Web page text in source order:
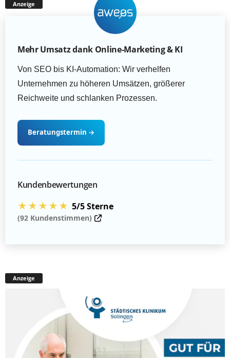
Anzeige
Mehr Umsatz dank Online-Marketing & KI
Von SEO bis KI-Automation: Wir verhelfen
Unternehmen zu höheren Umsätzen, größerer
Reichweite und schlanken Prozessen.
Beratungstermin →
Kundenbewertungen
★★★★★ 5/5 Sterne
(92 Kundenstimmen)
Anzeige